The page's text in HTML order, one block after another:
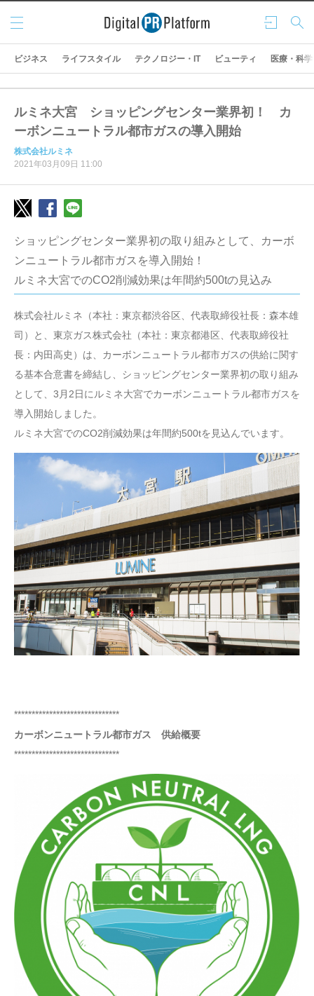
ログ
イン
検索
メニ
ュー
ビジネス ライフスタイル テクノロジー・IT ビューティ 医療・科学
ルミネ大宮 ショッピングセンター業界初！ カ
ーボンニュートラル都市ガスの導入開始
株式会社ルミネ
2021年03月09日 11:00
ショッピングセンター業界初の取り組みとして、カーボ
ンニュートラル都市ガスを導入開始！
ルミネ大宮でのCO2削減効果は年間約500tの見込み
株式会社ルミネ（本社：東京都渋谷区、代表取締役社長：森本雄
司）と、東京ガス株式会社（本社：東京都港区、代表取締役社
長：内田高史）は、カーボンニュートラル都市ガスの供給に関す
る基本合意書を締結し、ショッピングセンター業界初の取り組み
として、3月2日にルミネ大宮でカーボンニュートラル都市ガスを
導入開始しました。
ルミネ大宮でのCO2削減効果は年間約500tを見込んでいます。
******************************
カーボンニュートラル都市ガス 供給概要
******************************